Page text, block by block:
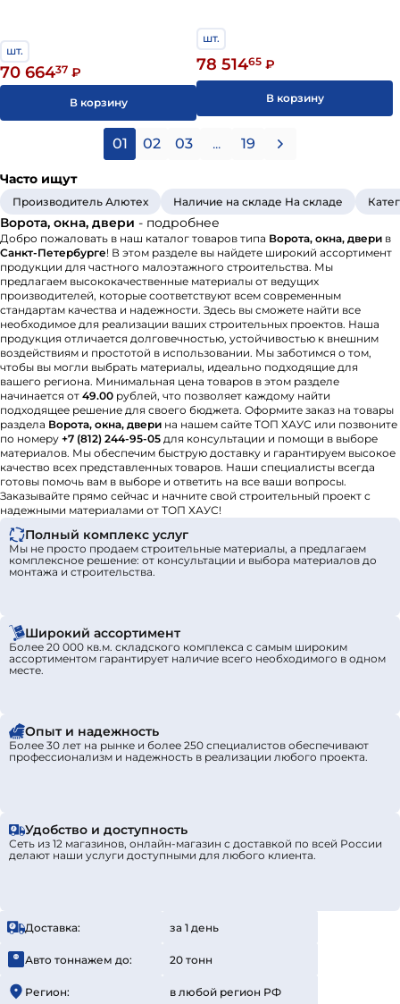
шт.
70 66437 ₽
В корзину
шт.
78 51465 ₽
В корзину
01 02 03 ... 19
Часто ищут
Производитель Алютех Наличие на складе На складе
Ворота, окна, двери - подробнее
Добро пожаловать в наш каталог товаров типа Ворота, окна, двери в
Санкт-Петербурге! В этом разделе вы найдете широкий ассортимент
продукции для частного малоэтажного строительства. Мы
предлагаем высококачественные материалы от ведущих
производителей, которые соответствуют всем современным
стандартам качества и надежности. Здесь вы сможете найти все
необходимое для реализации ваших строительных проектов. Наша
продукция отличается долговечностью, устойчивостью к внешним
воздействиям и простотой в использовании. Мы заботимся о том,
чтобы вы могли выбрать материалы, идеально подходящие для
вашего региона. Минимальная цена товаров в этом разделе
начинается от 49.00 рублей, что позволяет каждому найти
подходящее решение для своего бюджета. Оформите заказ на товары
раздела Ворота, окна, двери на нашем сайте ТОП ХАУС или позвоните
по номеру +7 (812) 244-95-05 для консультации и помощи в выборе
материалов. Мы обеспечим быструю доставку и гарантируем высокое
качество всех представленных товаров. Наши специалисты всегда
готовы помочь вам в выборе и ответить на все ваши вопросы.
Заказывайте прямо сейчас и начните свой строительный проект с
надежными материалами от ТОП ХАУС!
Полный комплекс услуг
Мы не просто продаем строительные материалы, а предлагаем
комплексное решение: от консультации и выбора материалов до
монтажа и строительства.
Широкий ассортимент
Более 20 000 кв.м. складского комплекса с самым широким
ассортиментом гарантирует наличие всего необходимого в одном
месте.
Опыт и надежность
Более 30 лет на рынке и более 250 специалистов обеспечивают
профессионализм и надежность в реализации любого проекта.
Удобство и доступность
Сеть из 12 магазинов, онлайн-магазин с доставкой по всей России
делают наши услуги доступными для любого клиента.
Доставка: за 1 день
Авто тоннажем до: 20 тонн
Регион: в любой регион РФ